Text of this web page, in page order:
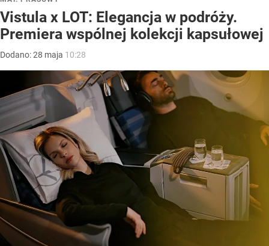
Vistula x LOT: Elegancja w podróży.
Premiera wspólnej kolekcji kapsułowej
Dodano:28 maja 10:28